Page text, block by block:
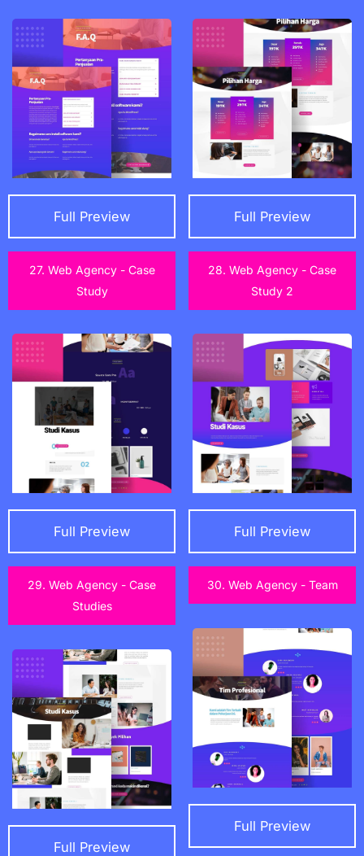
Full Preview Full Preview
27. Web Agency - Case
Study
Full Preview
28. Web Agency - Case
Study 2
Full Preview
29. Web Agency - Case
Studies
Full Preview
30. Web Agency - Team
Full Preview